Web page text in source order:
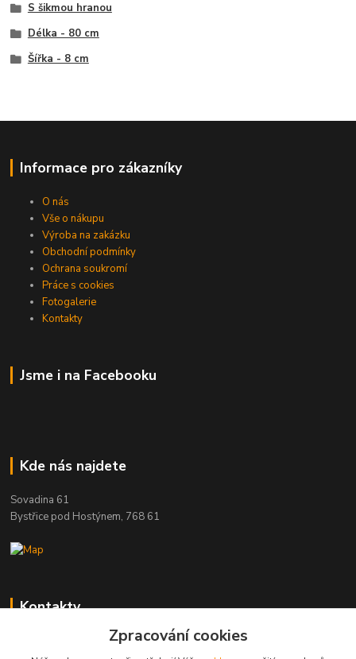
S šikmou hranou
Délka - 80 cm
Šířka - 8 cm
Informace pro zákazníky
O nás
Vše o nákupu
Výroba na zakázku
Obchodní podmínky
Ochrana soukromí
Práce s cookies
Fotogalerie
Kontakty
Jsme i na Facebooku
Kde nás najdete
Sovadina 61
Bystřice pod Hostýnem, 768 61
Kontakty
DŘEVOPRODUKT BEDNAŘÍK s.r.o.Zpracování cookies